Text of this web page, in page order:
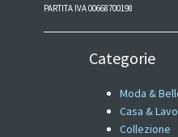
PARTITA IVA 00668700198
Categorie
Moda &
Casa &
Collezione